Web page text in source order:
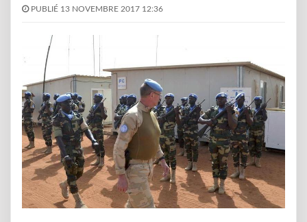
PUBLIÉ 13 NOVEMBRE 2017 12:36